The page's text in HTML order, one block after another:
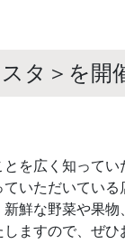
タ＞を開
を広く知って
いただいてい
鮮な野菜や果
ますので、ぜひ